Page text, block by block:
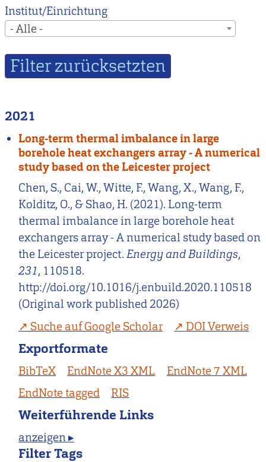
Institut/Einrichtung
- Alle -
2021
Long-term thermal imbalance in large
borehole heat exchangers array - A numerical
study based on the Leicester project
Chen, S., Cai, W., Witte, F., Wang, X., Wang, F.,
Kolditz, O., & Shao, H. (2021). Long-term
thermal imbalance in large borehole heat
exchangers array - A numerical study based on
the Leicester project.Energy and Buildings,
231, 110518.
http://doi.org/10.1016/j.enbuild.2020.110518
(Original work published 2026)
Suche auf Google Scholar
DOI Verweis
Exportformate
BibTeX EndNote X3 XML
EndNote 7 XML
EndNote tagged
RIS
Weiterführende Links
anzeigen ▸
Filter Tags